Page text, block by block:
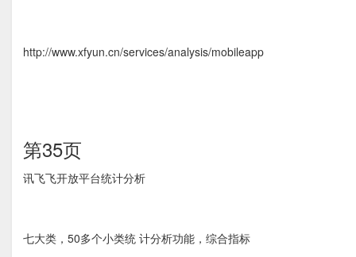
http://www.xfyun.cn/services/analysis/mobileapp
第35页
讯⻜飞开放平台统计分析
七大类，50多个小类统 计分析功能，综合指标